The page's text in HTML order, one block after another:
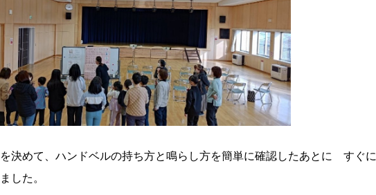
決めて、ハンドベルの持ち方と鳴らし方を簡単に確認したあとに すぐに
した。